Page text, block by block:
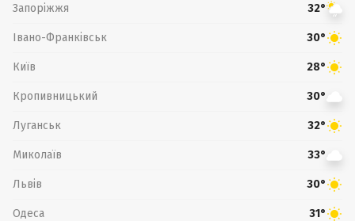
Запоріжжя 32°
Івано-Франківськ 30°
Київ 28°
Кропивницький 30°
Луганськ 32°
Миколаїв 33°
Львів 30°
Одеса 31°